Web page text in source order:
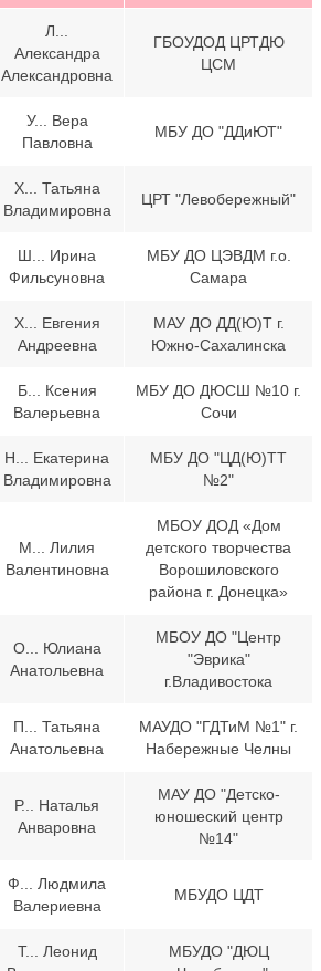
Л...
Александра
Александровна
ГБОУДОД ЦРТДЮ
ЦСМ
У... Вера
Павловна
МБУ ДО "ДДиЮТ"
Х... Татьяна
Владимировна
ЦРТ "Левобережный"
Ш... Ирина
Фильсуновна
МБУ ДО ЦЭВДМ г.о.
Самара
Х... Евгения
Андреевна
МАУ ДО ДД(Ю)Т г.
Южно-Сахалинска
Б... Ксения
Валерьевна
МБУ ДО ДЮСШ №10 г.
Сочи
Н... Екатерина
Владимировна
МБУ ДО "ЦД(Ю)ТТ
№2"
М... Лилия
Валентиновна
МБОУ ДОД «Дом
детского творчества
Ворошиловского
района г. Донецка»
О... Юлиана
Анатольевна
МБОУ ДО "Центр
"Эврика"
г.Владивостока
П... Татьяна
Анатольевна
МАУДО "ГДТиМ №1" г.
Набережные Челны
Р... Наталья
Анваровна
МАУ ДО "Детско-
юношеский центр
№14"
Ф... Людмила
Валериевна
МБУДО ЦДТ
Т... Леонид
МБУДО "ДЮЦ